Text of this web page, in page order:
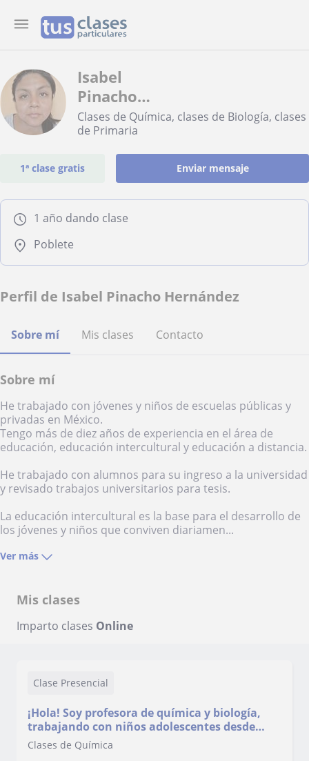
Isabel
Pinacho
Hernández
Clases de Química, clases de Biología, clases
de Primaria
1ª clase gratis Enviar mensaje
1 año dando clase
Poblete
Perfil de Isabel Pinacho Hernández
Sobre mí Mis clases Contacto
Sobre mí
He trabajado con jóvenes y niños de escuelas públicas y
privadas en México.
Tengo más de diez años de experiencia en el área de
educación, educación intercultural y educación a distancia.
He trabajado con alumnos para su ingreso a la universidad
y revisado trabajos universitarios para tesis.
La educación intercultural es la base para el desarrollo de
los jóvenes y niños que conviven diariamen...
Ver más
Mis clases
Imparto clases Online
Clase Presencial
¡Hola! Soy profesora de química y biología,
trabajando con niños adolescentes desde
2010.
Clases de Química